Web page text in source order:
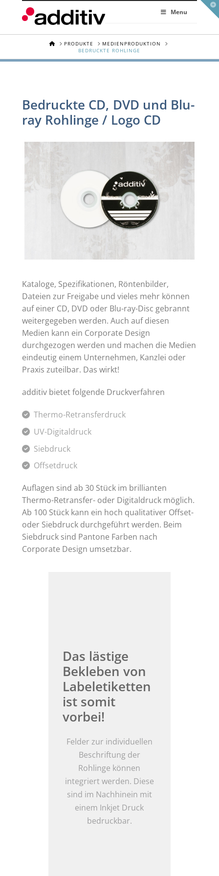
Menu
HOMEPRODUKTE
MEDIENPRODUKTION
BEDRUCKTE ROHLINGE
Bedruckte CD, DVD und Blu-
ray Rohlinge / Logo CD
Kataloge, Spezifikationen, Röntenbilder,
Dateien zur Freigabe und vieles mehr können
auf einer CD, DVD oder Blu-ray-Disc gebrannt
weitergegeben werden. Auch auf diesen
Medien kann ein Corporate Design
durchgezogen werden und machen die Medien
eindeutig einem Unternehmen, Kanzlei oder
Praxis zuteilbar. Das wirkt!
additiv bietet folgende Druckverfahren
Thermo-Retransferdruck
UV-Digitaldruck
Siebdruck
Offsetdruck
Auflagen sind ab 30 Stück im brillianten
Thermo-Retransfer- oder Digitaldruck möglich.
Ab 100 Stück kann ein hoch qualitativer Offset-
oder Siebdruck durchgeführt werden. Beim
Siebdruck sind Pantone Farben nach
Corporate Design umsetzbar.
Das lästige
Bekleben von
Labeletiketten
ist somit
vorbei!
Felder zur individuellen
Beschriftung der
Rohlinge können
integriert werden. Diese
sind im Nachhinein mit
einem Inkjet Druck
bedruckbar.